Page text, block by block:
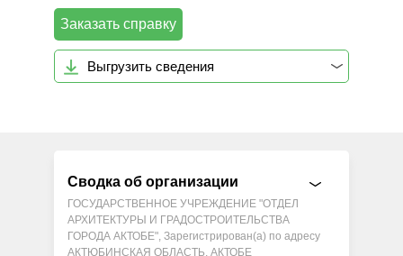
Заказать справку
Выгрузить сведения
Сводка об организации
ГОСУДАРСТВЕННОЕ УЧРЕЖДЕНИЕ "ОТДЕЛ
АРХИТЕКТУРЫ И ГРАДОСТРОИТЕЛЬСТВА
ГОРОДА АКТОБЕ", Зарегистрирован(а) по адресу
АКТЮБИНСКАЯ ОБЛАСТЬ, АКТОБЕ